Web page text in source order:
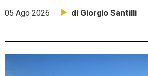
05 Ago 2026 di Giorgio Santilli